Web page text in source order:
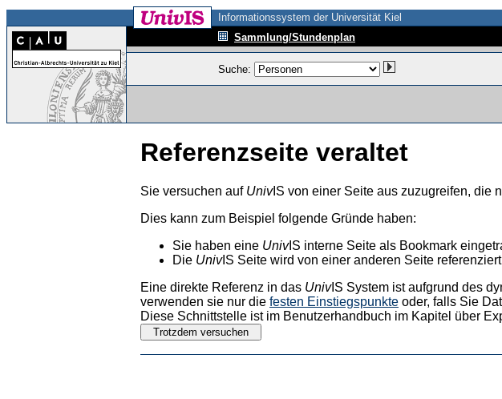
Informationssystem der Universität Kiel
Sammlung/Stundenplan
Suche:
Referenzseite veraltet
Sie versuchen auf UnivIS von einer Seite aus zuzugreifen, die
Dies kann zum Beispiel folgende Gründe haben:
Sie haben eine UnivIS interne Seite als Bookmark
Die UnivIS Seite wird von einer anderen Seite
Eine direkte Referenz in das UnivIS System ist aufgrund des
verwenden sie nur die festen Einstiegspunkte oder, falls Sie
Diese Schnittstelle ist im Benutzerhandbuch im Kapitel über